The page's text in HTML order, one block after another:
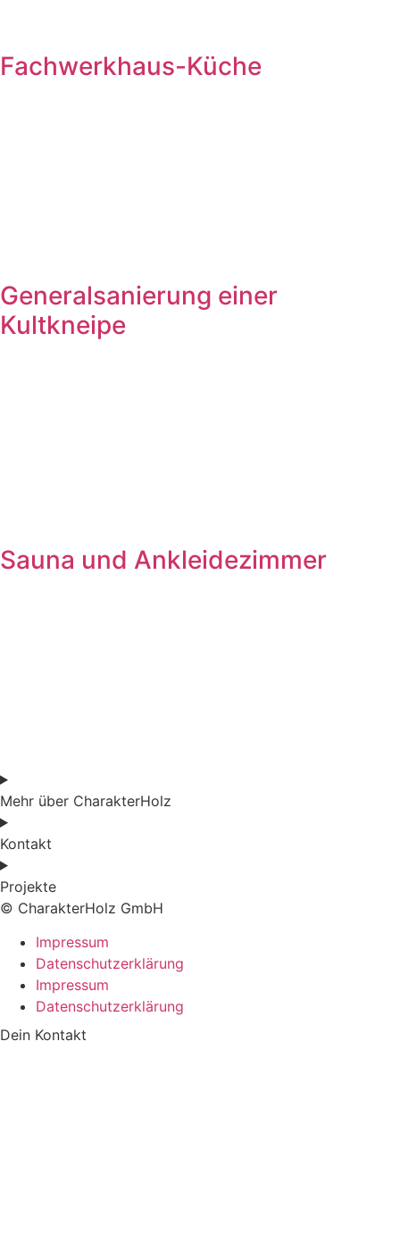
Fachwerkhaus-Küche
Generalsanierung einer
Kultkneipe
Sauna und Ankleidezimmer
Mehr über CharakterHolz
Kontakt
Projekte
© CharakterHolz GmbH
Impressum
Datenschutzerklärung
Impressum
Datenschutzerklärung
Dein Kontakt